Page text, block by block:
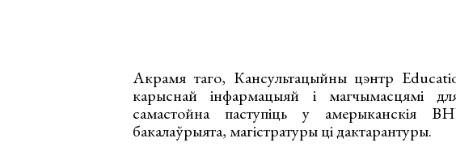
Акрамя таго, Кансультацыйны цэнтр
карыснай інфармацыяй і магчымасцямі
самастойна паступіць у амерыканскія
бакалаўрыята, магiстратуры цi дактарантуры.